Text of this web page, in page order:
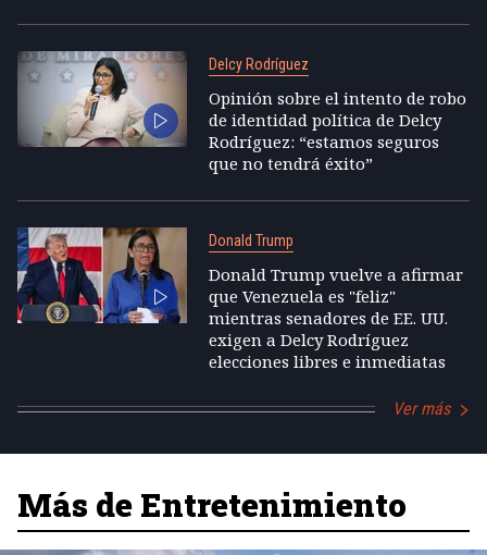
Delcy Rodríguez
Opinión sobre el intento de robo
de identidad política de Delcy
Rodríguez: “estamos seguros
que no tendrá éxito”
Donald Trump
Donald Trump vuelve a afirmar
que Venezuela es "feliz"
mientras senadores de EE. UU.
exigen a Delcy Rodríguez
elecciones libres e inmediatas
Ver más
Más de Entretenimiento